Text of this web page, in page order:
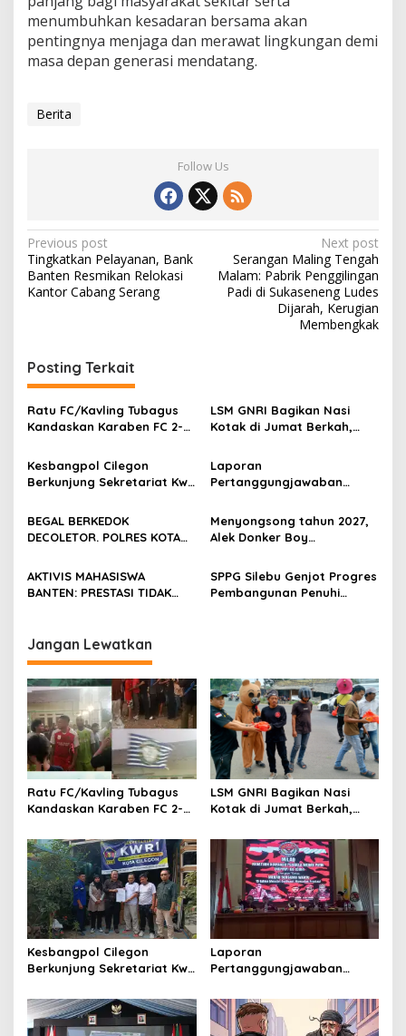
menumbuhkan kesadaran bersama akan
pentingnya menjaga dan merawat lingkungan demi
masa depan generasi mendatang.
Berita
Follow Us
Post
navigation
Previous post
Tingkatkan Pelayanan, Bank
Banten Resmikan Relokasi
Kantor Cabang Serang
Next post
Serangan Maling Tengah
Malam: Pabrik Penggilingan
Padi di Sukaseneng Ludes
Dijarah, Kerugian
Membengkak
Posting Terkait
Ratu FC/Kavling Tubagus
Kandaskan Karaben FC 2-0:
Kebersamaan Warga
Sindang Heula
LSM GNRI Bagikan Nasi
Kotak di Jumat Berkah,
Kesbangpol Cilegon
Berkunjung Sekretariat Kwri
Kemitraan yang kokoh
Laporan
Pertanggungjawaban
Panitia Milad KKPMP ke-15
Resmi Ditutup
BEGAL BERKEDOK
DECOLETOR. POLRES KOTA
TEGAS
Menyongsong tahun 2027,
Alek Donker Boy
SerangPost.com, mengajak
seluruh jajaran untuk terus
meningkatkan
AKTIVIS MAHASISWA
BANTEN: PRESTASI TIDAK
SPPG Silebu Genjot Progres
Pembangunan Penuhi
Jangan Lewatkan
Ratu FC/Kavling Tubagus
Kandaskan Karaben FC 2-0:
Kebersamaan Warga
Sindang Heula
LSM GNRI Bagikan Nasi
Kotak di Jumat Berkah,
Kesbangpol Cilegon
Berkunjung Sekretariat Kwri
Kemitraan yang kokoh
Laporan
Pertanggungjawaban
Panitia Milad KKPMP ke-15
Resmi Ditutup